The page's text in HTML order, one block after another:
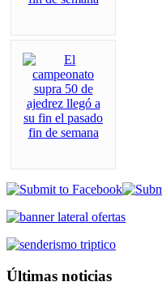
Últimas noticias